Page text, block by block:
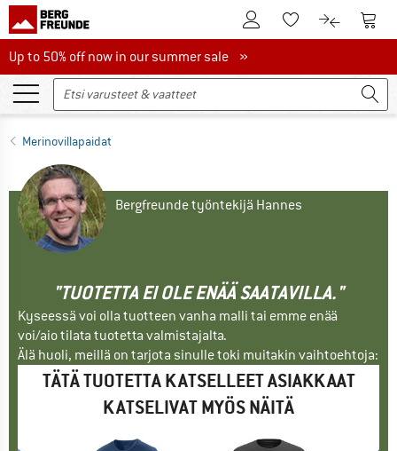
Tästä asiakastililleTästä toivelistalle.
Tästä
Up to 50% off now in our summer sale
Up to 50% off now in our summer sale »
Merinovillapaidat
Bergfreunde työntekijä Hannes
"TUOTETTA EI OLE ENÄÄ SAATAVILLA."
Kyseessä voi olla tuotteen vanha malli tai emme enää
voi/aio tilata tuotetta valmistajalta.
Älä huoli, meillä on tarjota sinulle toki muitakin vaihtoehtoja:
TÄTÄ TUOTETTA KATSELLEET ASIAKKAAT
KATSELIVAT MYÖS NÄITÄ